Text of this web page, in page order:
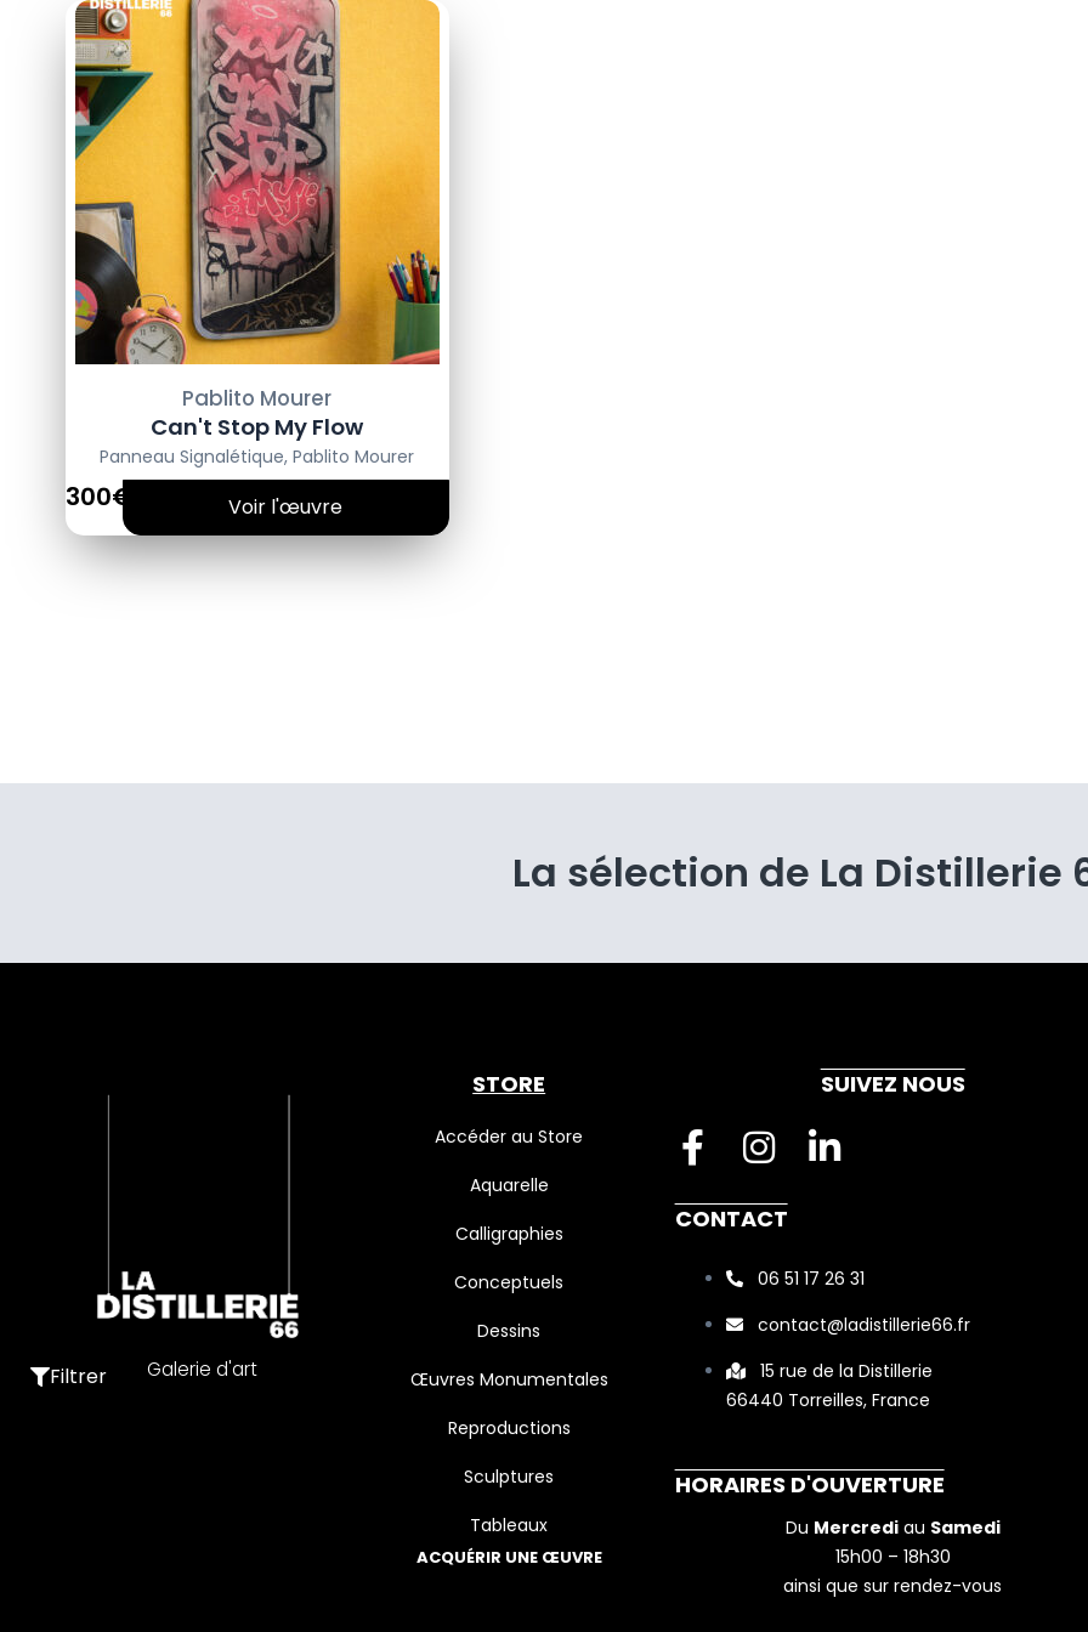
Filtrer
Pablito Mourer
Can't Stop My Flow
Panneau Signalétique,Pablito Mourer
300€ Voir l'œuvre
La sélection de La Distillerie
Galerie d'art
STORE
Accéder au Store
Aquarelle
Calligraphies
Conceptuels
Dessins
Œuvres Monumentales
Reproductions
Sculptures
Tableaux
ACQUÉRIR UNE ŒUVRE
SUIVEZ NOUS
F
a
c
b
o
o
f
I
s
a
g
r
a
L
e
d
i
n
i
n
CONTACT
06 51 17 26 31
contact@ladistillerie66.fr
15 rue de la Distillerie
66440 Torreilles, France
HORAIRES D'OUVERTURE
Du Mercrediau Samedi
15h00 – 18h30
ainsi que sur rendez-vous